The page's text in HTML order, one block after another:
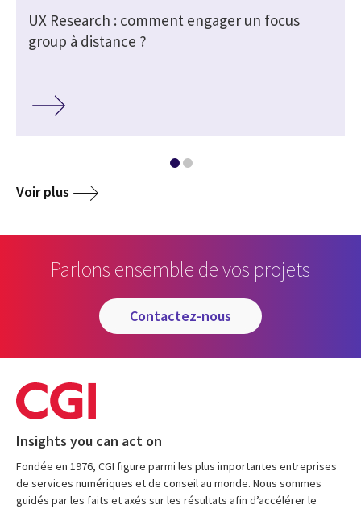
UX Research : comment engager un focus
group à distance ?
Voir plus
Parlons ensemble de vos projets
contactez-nous
Insights you can act on
Fondée en 1976, CGI figure parmi les plus importantes entreprises
de services numériques et de conseil au monde. Nous sommes
guidés par les faits et axés sur les résultats afin d’accélérer le